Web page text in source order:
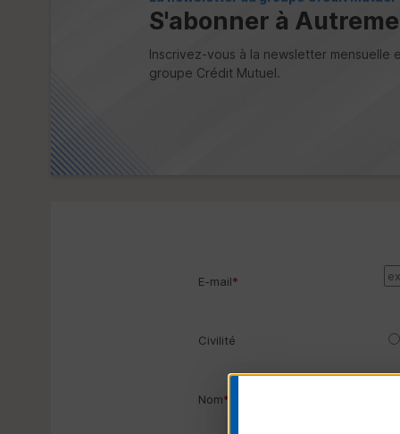
S'abonner à
Inscrivez-vous à la newsletter mensuelle
groupe Crédit Mutuel.
E-mail*
Civilité
Nom*